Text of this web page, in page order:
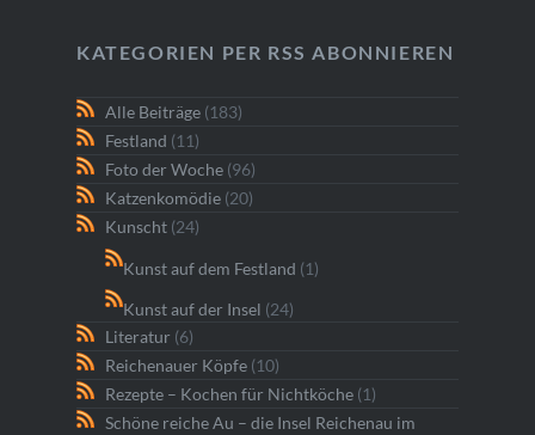
KATEGORIEN PER RSS ABONNIEREN
Alle Beiträge(183)
Festland (11)
Foto der Woche(96)
Katzenkomödie(20)
Kunscht(24)
Kunst auf dem Festland (1)
Kunst auf der Insel (24)
Literatur (6)
Reichenauer Köpfe(10)
Rezepte – Kochen für Nichtköche(1)
Schöne reiche Au – die Insel Reichenau im